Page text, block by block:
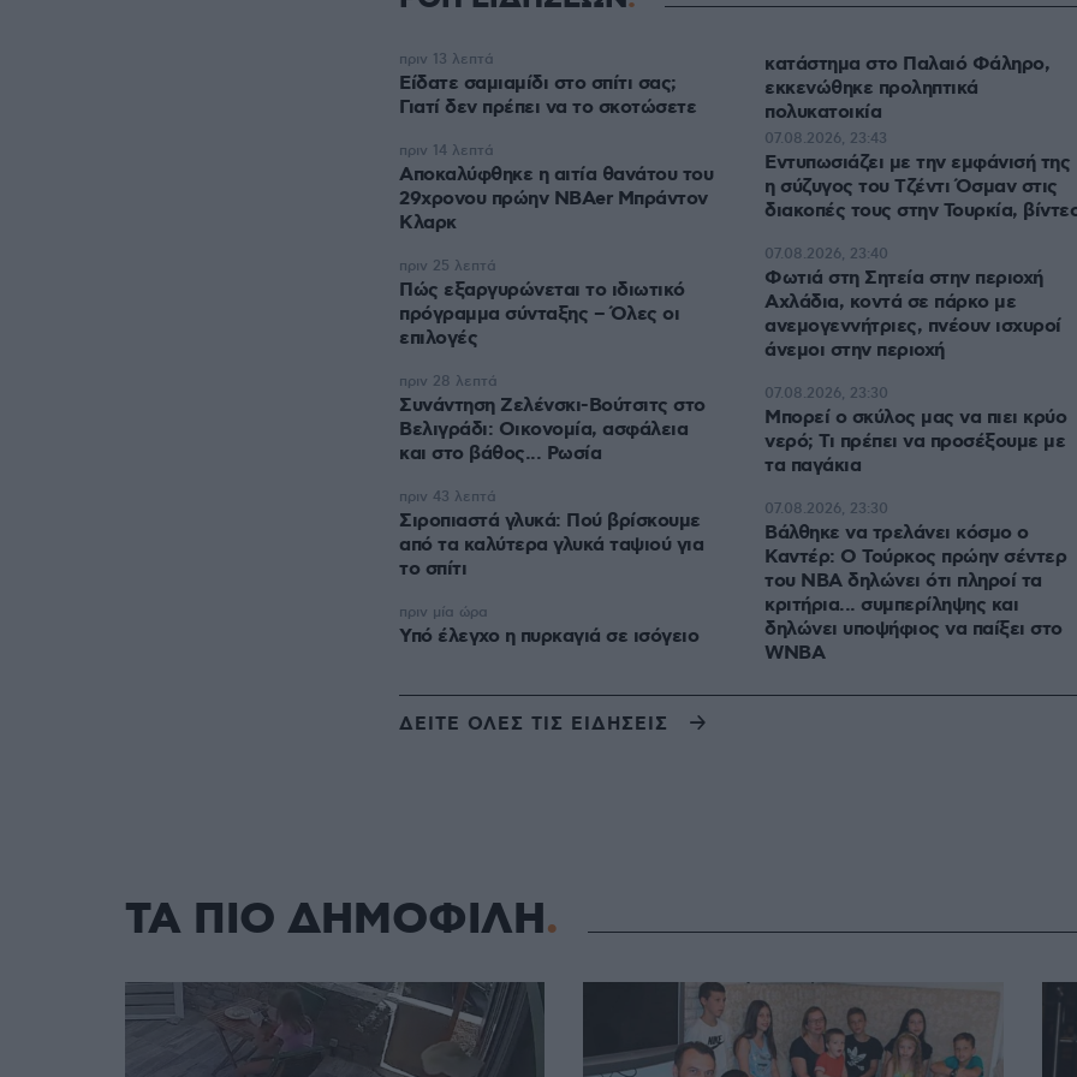
Είδατε σαμιαμίδι στο σπίτι σας;
Γιατί δεν πρέπει να το σκοτώσετε
πριν 13 λεπτά
Αποκαλύφθηκε η αιτία θανάτου του
29χρονου πρώην NBAer Μπράντον
Κλαρκ
πριν 14 λεπτά
Πώς εξαργυρώνεται το ιδιωτικό
πρόγραμμα σύνταξης – Όλες οι
επιλογές
πριν 25 λεπτά
Συνάντηση Ζελένσκι-Βούτσιτς στο
Βελιγράδι: Οικονομία, ασφάλεια
και στο βάθος... Ρωσία
πριν 28 λεπτά
Σιροπιαστά γλυκά: Πού βρίσκουμε
από τα καλύτερα γλυκά ταψιού για
το σπίτι
πριν 43 λεπτά
Υπό έλεγχο η πυρκαγιά σε ισόγειο
κατάστημα στο Παλαιό Φάληρο,
εκκενώθηκε προληπτικά
πολυκατοικία
πριν μία ώρα
Εντυπωσιάζει με την εμφάνισή της
η σύζυγος του Τζέντι Όσμαν στις
διακοπές τους στην Τουρκία,
07.08.2026, 23:43
Φωτιά στη Σητεία στην περιοχή
Αχλάδια, κοντά σε πάρκο με
ανεμογεννήτριες, πνέουν ισχυροί
άνεμοι στην περιοχή
07.08.2026, 23:40
Μπορεί ο σκύλος μας να πιει κρύο
νερό; Τι πρέπει να προσέξουμε με
τα παγάκια
07.08.2026, 23:30
Βάλθηκε να τρελάνει κόσμο ο
Καντέρ: Ο Τούρκος πρώην σέντερ
του NBA δηλώνει ότι πληροί τα
κριτήρια... συμπερίληψης και
δηλώνει υποψήφιος να παίξει στο
WNBA
07.08.2026, 23:30
ΔΕΙΤΕ ΟΛΕΣ ΤΙΣ ΕΙΔΗΣΕΙΣ
ΤΑ ΠΙΟ ΔΗΜΟΦΙΛΗ